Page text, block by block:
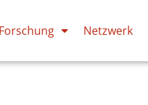
Forschung Netzwerk